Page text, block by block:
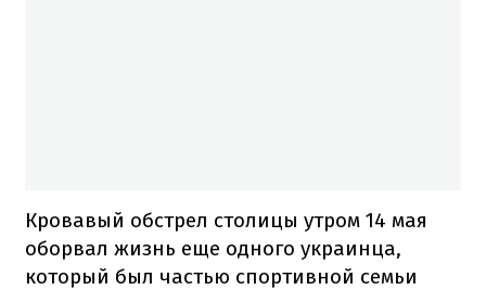
Кровавый обстрел столицы утром 14 мая
оборвал жизнь еще одного украинца,
который был частью спортивной семьи